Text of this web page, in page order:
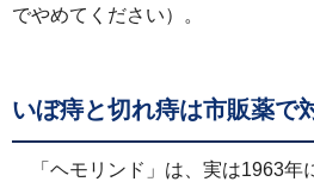
でやめてください）。
いぼ痔と切れ痔は市販薬で
「ヘモリンド」は、実は1963